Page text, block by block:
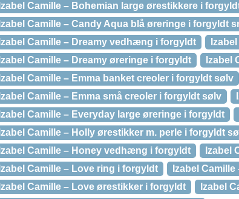
Izabel Camille – Bohemian large ørestikkere i
Izabel Camille – Candy Aqua blå øreringe i forgyldt
Izabel Camille – Dreamy vedhæng i forgyldt
Izabel Camille – Dreamy øreringe i forgyldt
Izabel
Izabel Camille – Emma banket creoler i forgyldt sølv
Izabel Camille – Emma små creoler i forgyldt sølv
Izabel Camille – Everyday large øreringe i forgyldt
Izabel Camille – Holly ørestikker m. perle i forgyldt
Izabel Camille – Honey vedhæng i forgyldt
Izabel
Izabel Camille – Love ring i forgyldt
Izabel
Izabel Camille – Love ørestikker i forgyldt
Izabel